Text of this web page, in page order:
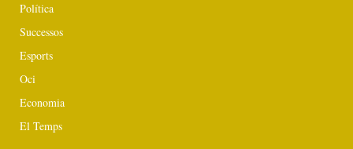
Política
Successos
Esports
Oci
Economia
El Temps